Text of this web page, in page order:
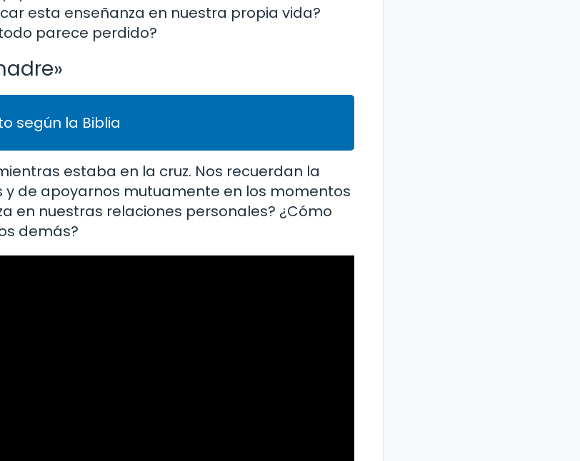
esta enseñanza en nuestra propia vida?
parece perdido?
según la Biblia
estaba en la cruz. Nos recuerdan la
de apoyarnos mutuamente en los momentos
en nuestras relaciones personales? ¿Cómo
demás?